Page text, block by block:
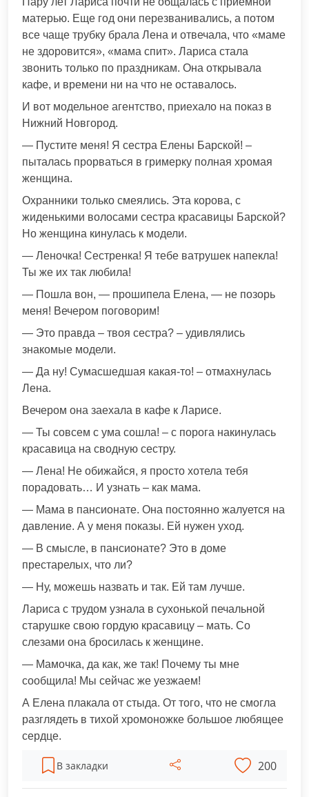
матерью. Еще год они перезванивались, а потом
все чаще трубку брала Лена и отвечала, что «маме
не здоровится», «мама спит». Лариса стала
звонить только по праздникам. Она открывала
кафе, и времени ни на что не оставалось.
И вот модельное агентство, приехало на показ в
Нижний Новгород.
— Пустите меня! Я сестра Елены Барской! –
пыталась прорваться в гримерку полная хромая
женщина.
Охранники только смеялись. Эта корова, с
жиденькими волосами сестра красавицы Барской?
Но женщина кинулась к модели.
— Леночка! Сестренка! Я тебе ватрушек напекла!
Ты же их так любила!
— Пошла вон, — прошипела Елена, — не позорь
меня! Вечером поговорим!
— Это правда – твоя сестра? – удивлялись
знакомые модели.
— Да ну! Сумасшедшая какая-то! – отмахнулась
Лена.
Вечером она заехала в кафе к Ларисе.
— Ты совсем с ума сошла! – с порога накинулась
красавица на сводную сестру.
— Лена! Не обижайся, я просто хотела тебя
порадовать… И узнать – как мама.
— Мама в пансионате. Она постоянно жалуется на
давление. А у меня показы. Ей нужен уход.
— В смысле, в пансионате? Это в доме
престарелых, что ли?
— Ну, можешь назвать и так. Ей там лучше.
Лариса с трудом узнала в сухонькой печальной
старушке свою гордую красавицу – мать. Со
слезами она бросилась к женщине.
— Мамочка, да как, же так! Почему ты мне
сообщила! Мы сейчас же уезжаем!
А Елена плакала от стыда. От того, что не смогла
разглядеть в тихой хромоножке большое любящее
сердце.
В закладки 200